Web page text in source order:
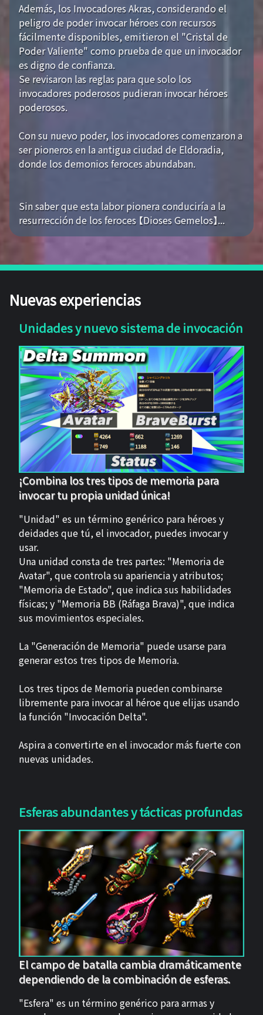
Además, los Invocadores Akras, considerando el
peligro de poder invocar héroes con recursos
fácilmente disponibles, emitieron el "Cristal de
Poder Valiente" como prueba de que un invocador
es digno de confianza.
Se revisaron las reglas para que solo los
invocadores poderosos pudieran invocar héroes
poderosos.
Con su nuevo poder, los invocadores comenzaron a
ser pioneros en la antigua ciudad de Eldoradia,
donde los demonios feroces abundaban.
Sin saber que esta labor pionera conduciría a la
resurrección de los feroces 【Dioses Gemelos】...
Nuevas experiencias
Unidades y nuevo sistema de invocación
¡Combina los tres tipos de memoria para
invocar tu propia unidad única!
"Unidad" es un término genérico para héroes y
deidades que tú, el invocador, puedes invocar y
usar.
Una unidad consta de tres partes: "Memoria de
Avatar", que controla su apariencia y atributos;
"Memoria de Estado", que indica sus habilidades
físicas; y "Memoria BB (Ráfaga Brava)", que indica
sus movimientos especiales.
La "Generación de Memoria" puede usarse para
generar estos tres tipos de Memoria.
Los tres tipos de Memoria pueden combinarse
libremente para invocar al héroe que elijas usando
la función "Invocación Delta".
Aspira a convertirte en el invocador más fuerte con
nuevas unidades.
Esferas abundantes y tácticas profundas
El campo de batalla cambia dramáticamente
dependiendo de la combinación de esferas.
"Esfera" es un término genérico para armas y